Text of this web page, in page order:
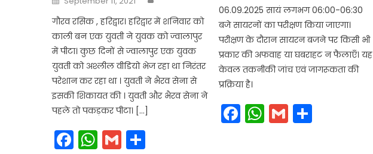
on
गौरव रसिक , हरिद्वार। हरिद्वार में शनिवार को
काली बन एक युवती ने युवक को ज्वालापुर
में पीटा। कुछ दिनों से ज्वालापुर एक युवक
युवती को अश्लील वीडियो भेज रहा था निरंतर
परेशान कर रहा था । युवती ने भैरव सेना से
इसकी शिकायत की । युवती और भैरव सेना ने
पहले तो पकड़कर पीटा। […]
Facebook
WhatsApp
Gmail
06.09.2025 सायं लगभग 06:00-06:30
बजे सायरनों का परीक्षण किया जाएगा।
परीक्षण के दौरान सायरन बजने पर किसी भी
प्रकार की अफवाह या घबराहट न फैलाएँ। यह
केवल तकनीकी जांच एवं जागरूकता की
प्रक्रिया है।
Facebook
WhatsApp
GmailShare